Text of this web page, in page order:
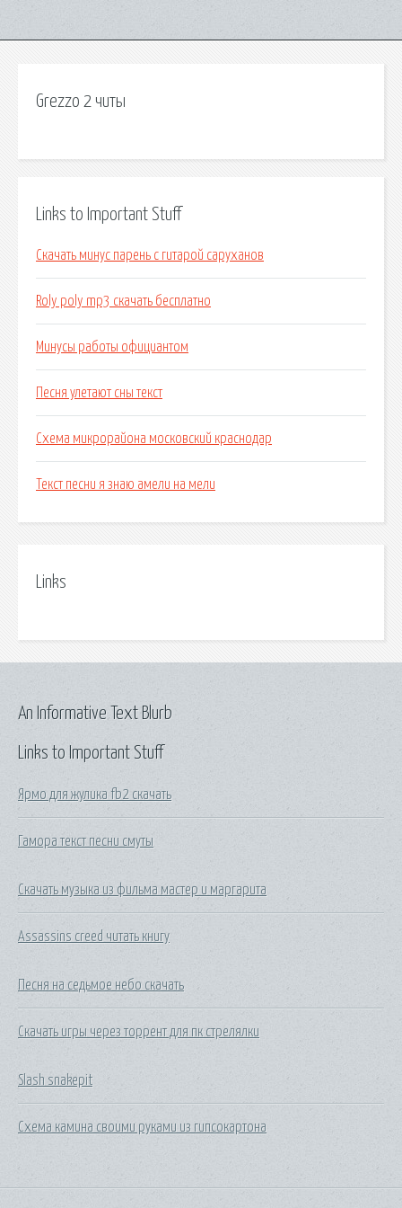
Grezzo 2 читы
Links to Important Stuff
Скачать минус парень с гитарой саруханов
Roly poly mp3 скачать бесплатно
Минусы работы официантом
Песня улетают сны текст
Схема микрорайона московский краснодар
Текст песни я знаю амели на мели
Links
Links to Important Stuff
Ярмо для жулика fb2 скачать
Гамора текст песни смуты
Скачать музыка из фильма мастер и маргарита
Assassins creed читать книгу
Песня на седьмое небо скачать
Скачать игры через торрент для пк стрелялки
Slash snakepit
Схема камина своими руками из гипсокартона
An Informative Text Blurb